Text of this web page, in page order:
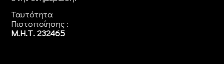
Ταυτότητα
Πιστοποίησης :
Μ.Η.Τ. 232465